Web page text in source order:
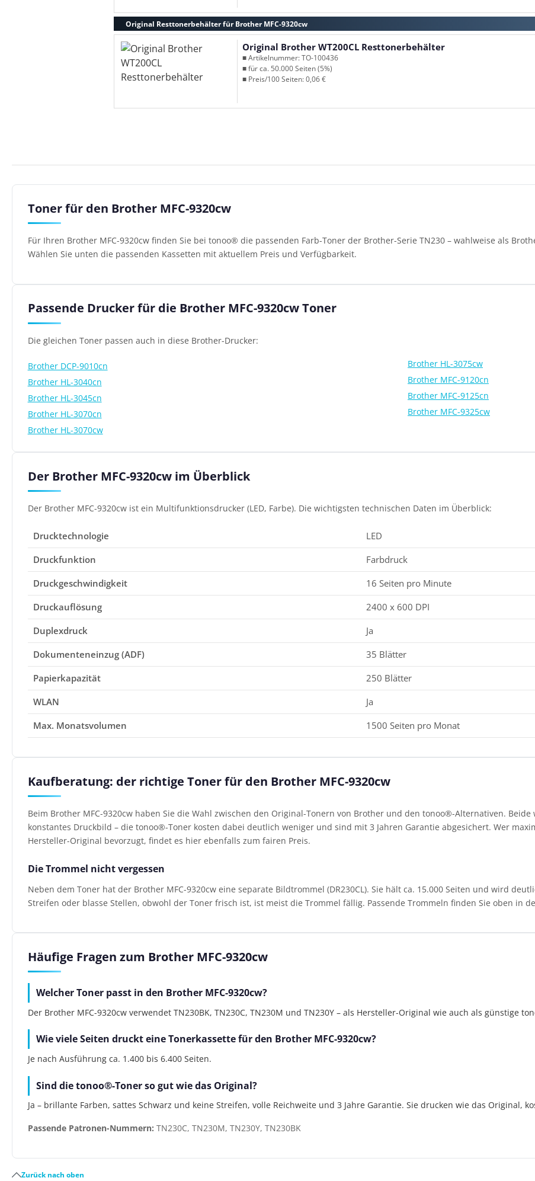
Original Resttonerbehälter für Brother MFC-9320cw
Original Brother WT200CL Resttonerbehälter
■ Artikelnummer: TO-100436
■ für ca. 50.000 Seiten (5%)
■ Preis/100 Seiten: 0,06 €
Toner für den Brother MFC-9320cw
Für Ihren Brother MFC-9320cw finden Sie bei tonoo® die passenden Farb-Toner der Brother-Serie TN230 – wahlweise als
Wählen Sie unten die passenden Kassetten mit aktuellem Preis und Verfügbarkeit.
Passende Drucker für die Brother MFC-9320cw Toner
Die gleichen Toner passen auch in diese Brother-Drucker:
Brother DCP-9010cn
Brother HL-3040cn
Brother HL-3045cn
Brother HL-3070cn
Brother HL-3070cw
Brother HL-3075cw
Brother MFC-9120cn
Brother MFC-9125cn
Brother MFC-9325cw
Der Brother MFC-9320cw im Überblick
Der Brother MFC-9320cw ist ein Multifunktionsdrucker (LED, Farbe). Die wichtigsten technischen Daten im Überblick:
Drucktechnologie
LED
Druckfunktion
Farbdruck
Druckgeschwindigkeit
16 Seiten pro Minute
Druckauflösung
2400 x 600 DPI
Duplexdruck
Ja
Dokumenteneinzug (ADF)
35 Blätter
Papierkapazität
250 Blätter
WLAN
Ja
Max. Monatsvolumen
1500 Seiten pro Monat
Kaufberatung: der richtige Toner für den Brother MFC-9320cw
Beim Brother MFC-9320cw haben Sie die Wahl zwischen den Original-Tonern von Brother und den tonoo®-Alternativen.
konstantes Druckbild – die tonoo®-Toner kosten dabei deutlich weniger und sind mit 3 Jahren Garantie abgesichert. Wer
Hersteller-Original bevorzugt, findet es hier ebenfalls zum fairen Preis.
Die Trommel nicht vergessen
Neben dem Toner hat der Brother MFC-9320cw eine separate Bildtrommel (DR230CL). Sie hält ca. 15.000 Seiten und wird
Streifen oder blasse Stellen, obwohl der Toner frisch ist, ist meist die Trommel fällig. Passende Trommeln finden Sie oben in
Häufige Fragen zum Brother MFC-9320cw
Welcher Toner passt in den Brother MFC-9320cw?
Der Brother MFC-9320cw verwendet TN230BK, TN230C, TN230M und TN230Y – als Hersteller-Original wie auch als günstige
Wie viele Seiten druckt eine Tonerkassette für den Brother MFC-9320cw?
Je nach Ausführung ca. 1.400 bis 6.400 Seiten.
Sind die tonoo®-Toner so gut wie das Original?
Ja – brillante Farben, sattes Schwarz und keine Streifen, volle Reichweite und 3 Jahre Garantie. Sie drucken wie das Original,
Passende Patronen-Nummern: TN230C, TN230M, TN230Y, TN230BK
Zurück nach oben